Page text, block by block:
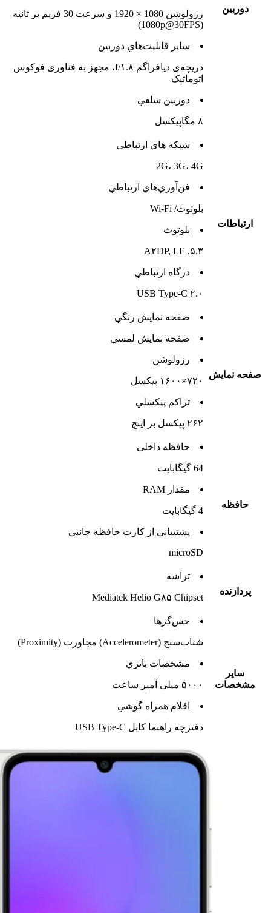
دوربين
رزولوشن 1080 × 1920 و سرعت 30 فریم بر ثانیه
(1080p@30FPS)
ساير قابليت‌هاي دوربين
دریچه‌ی دیافراگم f/۱.۸، مجهز به فناوری فوکوس
اتوماتیک
دوربين سلفي
۸ مگاپیکسل
ارتباطات
شبکه هاي ارتباطي
2G، 3G، 4G
فن‌آوري‌هاي ارتباطي
بلوتوث/ Wi-Fi
بلوتوث
۵.۳, A۲DP, LE
درگاه ارتباطي
USB Type-C ۲.۰
صفحه نمايش
صفحه نمايش رنگي
صفحه نمايش لمسي
رزولوشن
۷۲۰×۱۶۰۰ پیکسل
تراکم پيکسلي
۲۶۲ پیکسل بر اینچ
حافظه
حافظه داخلی
64 گيگابايت
مقدار RAM
4 گيگابايت
پشتيبانی از کارت حافظه جانبی
microSD
پردازنده
تراشه
Mediatek Helio G۸۵ Chipset
ساير
مشخصات
حس‌گرها
شتاب‌سنج (Accelerometer) مجاورت (Proximity)
مشخصات باتري
۵۰۰۰ میلی آمپر ساعت
اقلام همراه گوشي
دفترچه‌ راهنما کابل USB Type-C